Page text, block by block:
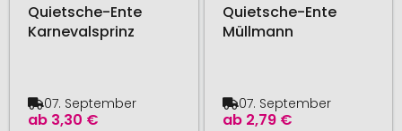
Quietsche-Ente
Karnevalsprinz
ab 3,30 €
07. September
Quietsche-Ente
Müllmann
ab 2,79 €
07. September